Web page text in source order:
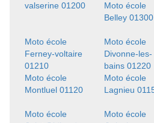
valserine 01200
Moto école
Belley 01300
Moto école
Ferney-voltaire
01210
Moto école
Divonne-les-
bains 01220
Moto école
Montluel 01120
Moto école
Lagnieu
Moto école
Moto école